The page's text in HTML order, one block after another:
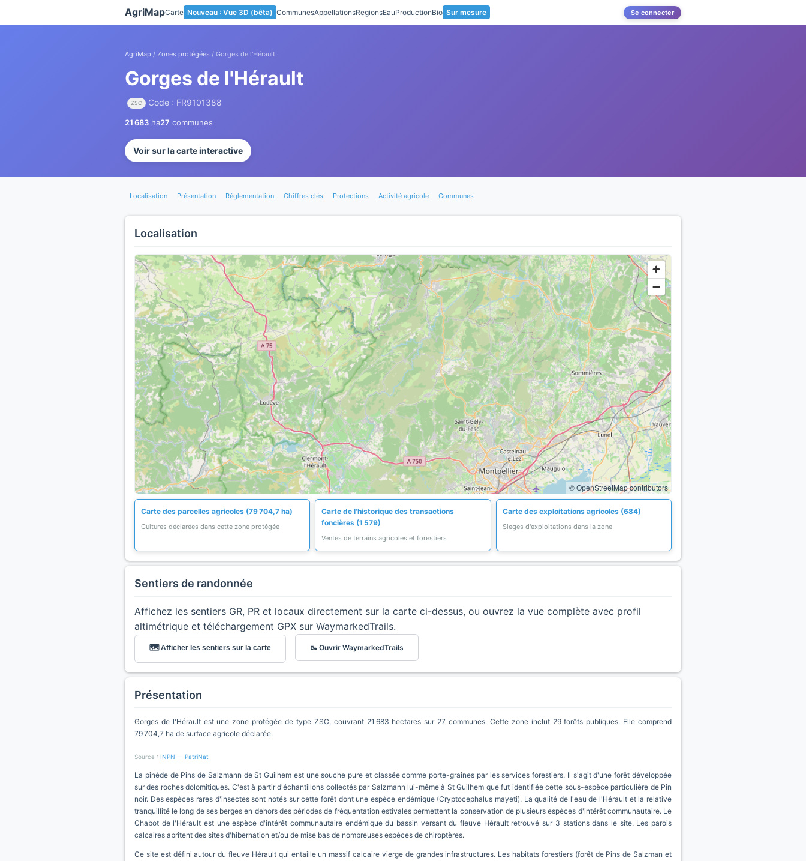
AgriMapCarte Nouveau : Vue 3D (bêta) CommunesAppellationsRegionsEauProductionBio Sur mesure Se connecter
AgriMap / Zones protégées / Gorges de l'Hérault
Gorges de l'Hérault
ZSC Code : FR9101388
21 683 ha27 communes
Voir sur la carte interactive
Localisation Présentation Réglementation Chiffres clés Protections Activité agricole Communes
Localisation
© OpenStreetMap contributors
Carte des parcelles agricoles (79 704,7 ha)
Cultures déclarées dans cette zone protégée
Carte de l'historique des transactions
foncières (1 579)
Ventes de terrains agricoles et forestiers
Carte des exploitations agricoles (684)
Sieges d'exploitations dans la zone
Sentiers de randonnée
Affichez les sentiers GR, PR et locaux directement sur la carte ci-dessus, ou ouvrez la vue complète avec profil
altimétrique et téléchargement GPX sur WaymarkedTrails.
🗺️ Afficher les sentiers sur la carte 🥾 Ouvrir WaymarkedTrails
Présentation
Gorges de l'Hérault est une zone protégée de type ZSC, couvrant 21 683 hectares sur 27 communes. Cette zone inclut 29 forêts publiques. Elle comprend
79 704,7 ha de surface agricole déclarée.
Source : INPN — PatriNat
La pinède de Pins de Salzmann de St Guilhem est une souche pure et classée comme porte-graines par les services forestiers. Il s'agit d'une forêt développée
sur des roches dolomitiques. C'est à partir d'échantillons collectés par Salzmann lui-même à St Guilhem que fut identifiée cette sous-espèce particulière de Pin
noir. Des espèces rares d'insectes sont notés sur cette forêt dont une espèce endémique (Cryptocephalus mayeti). La qualité de l'eau de l'Hérault et la relative
tranquillité le long de ses berges en dehors des périodes de fréquentation estivales permettent la conservation de plusieurs espèces d'intérêt communautaire. Le
Chabot de l'Hérault est une espèce d'intérêt communautaire endémique du bassin versant du fleuve Hérault retrouvé sur 3 stations dans le site. Les parois
calcaires abritent des sites d'hibernation et/ou de mise bas de nombreuses espèces de chiroptères.
Ce site est défini autour du fleuve Hérault qui entaille un massif calcaire vierge de grandes infrastructures. Les habitats forestiers (forêt de Pins de Salzman et
Panneau de gestion des cookies